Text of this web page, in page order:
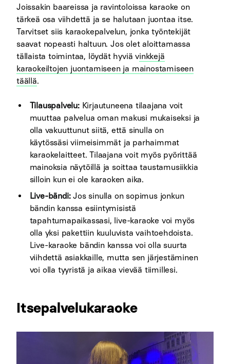
Joissakin baareissa ja ravintoloissa karaoke on
tärkeä osa viihdettä ja se halutaan juontaa itse.
Tarvitset siis karaokepalvelun, jonka työntekijät
saavat nopeasti haltuun. Jos olet aloittamassa
tällaista toimintaa, löydät hyviä vinkkejä
karaokeiltojen juontamiseen ja mainostamiseen
täällä.
Tilauspalvelu: Kirjautuneena tilaajana voit
muuttaa palvelua oman makusi mukaiseksi ja
olla vakuuttunut siitä, että sinulla on
käytössäsi viimeisimmät ja parhaimmat
karaokelaitteet. Tilaajana voit myös pyörittää
mainoksia näytöillä ja soittaa taustamusiikkia
silloin kun ei ole karaoken aika.
Live-bändi:Jos sinulla on sopimus jonkun
bändin kanssa esiintymisistä
tapahtumapaikassasi, live-karaoke voi myös
olla yksi pakettiin kuuluvista vaihtoehdoista.
Live-karaoke bändin kanssa voi olla suurta
viihdettä asiakkaille, mutta sen järjestäminen
voi olla tyyristä ja aikaa vievää tiimillesi.
Itsepalvelukaraoke